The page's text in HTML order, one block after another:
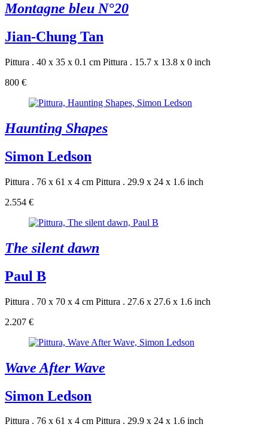
Montagne bleu N°20
Jian-Chung Tan
Pittura . 40 x 35 x 0.1 cm Pittura . 15.7 x 13.8 x 0 inch
800 €
Haunting Shapes
Simon Ledson
Pittura . 76 x 61 x 4 cm Pittura . 29.9 x 24 x 1.6 inch
2.554 €
The silent dawn
Paul B
Pittura . 70 x 70 x 4 cm Pittura . 27.6 x 27.6 x 1.6 inch
2.207 €
Wave After Wave
Simon Ledson
Pittura . 76 x 61 x 4 cm Pittura . 29.9 x 24 x 1.6 inch